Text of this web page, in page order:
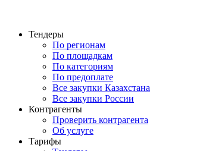
Тендеры
По регионам
По площадкам
По категориям
По предоплате
Все закупки Казахстана
Все закупки России
Контрагенты
Проверить контрагента
Об услуге
Тарифы